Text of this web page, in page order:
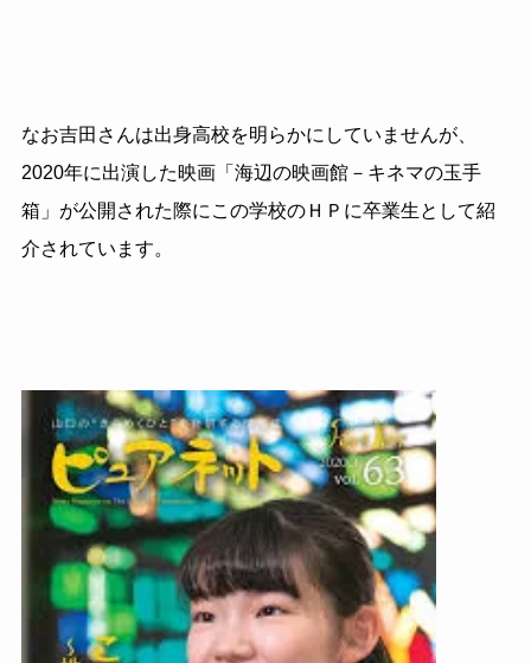
なお吉田さんは出身高校を明らかにしていませんが、
2020年に出演した映画「海辺の映画館－キネマの玉手
箱」が公開された際にこの学校のＨＰに卒業生として紹
介されています。